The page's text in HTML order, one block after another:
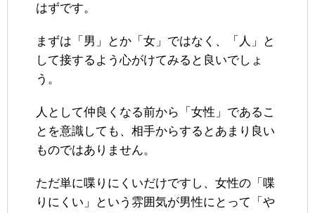
はずです。
まずは「男」とか「女」ではなく、「人」と
して接するよう心がけてみると良いでしょ
う。
人として仲良くなる前から「女性」であるこ
とを意識しても、相手からするとあまり良い
ものではありません。
ただ単に喋りにくいだけですし、女性の「喋
りにくい」という雰囲気が男性にとって「や